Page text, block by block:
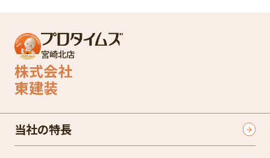
宮崎北店
株式会社
東建装
当社の特長